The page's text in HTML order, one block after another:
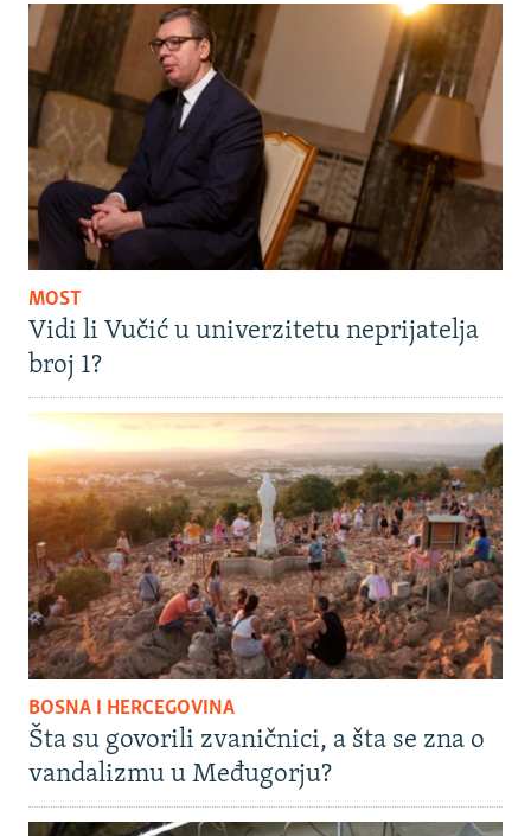
MOST
Vidi li Vučić u univerzitetu neprijatelja
broj 1?
BOSNA I HERCEGOVINA
Šta su govorili zvaničnici, a šta se zna o
vandalizmu u Međugorju?